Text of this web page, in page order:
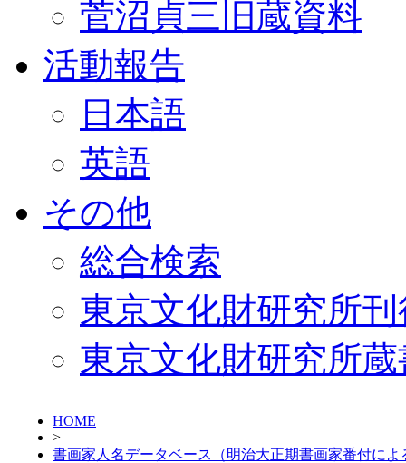
菅沼貞三旧蔵資料
活動報告
日本語
英語
その他
総合検索
東京文化財研究所
東京文化財研究所
HOME
>
書画家人名データベース（明治大正期書画家番付によ